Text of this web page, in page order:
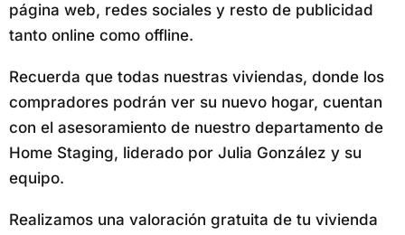
página web, redes sociales y resto de publicidad
tanto online como offline.
Recuerda que todas nuestras viviendas, donde los
compradores podrán ver su nuevo hogar, cuentan
con el asesoramiento de nuestro departamento de
Home Staging, liderado por Julia González y su
equipo.
Realizamos una valoración gratuita de tu vivienda